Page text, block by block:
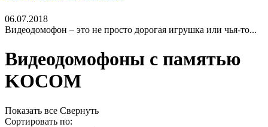
06.07.2018
Видеодомофон – это не просто дорогая игрушка или чья-то...
Видеодомофоны с памятью
KOCOM
Показать все Свернуть
Сортировать по: